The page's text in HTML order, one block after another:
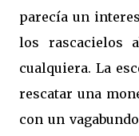
parecía un
los rascacielos
cualquiera. La
rescatar una
con un